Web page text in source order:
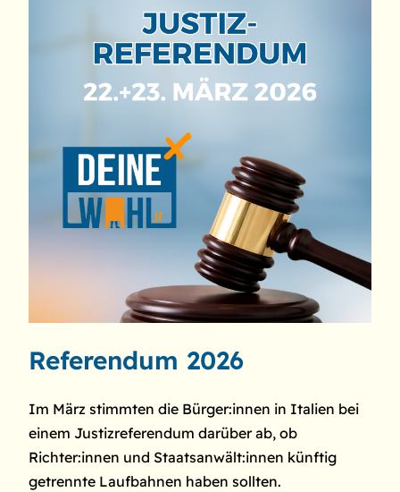
Referendum 2026
Im März stimmten die Bürger:innen in Italien bei
einem Justizreferendum darüber ab, ob
Richter:innen und Staatsanwält:innen künftig
getrennte Laufbahnen haben sollten.